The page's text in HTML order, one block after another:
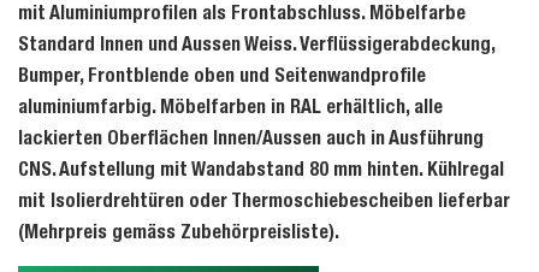
mit Aluminiumprofilen als Frontabschluss. Möbelfarbe
Standard Innen und Aussen Weiss. Verflüssigerabdeckung,
Bumper, Frontblende oben und Seitenwandprofile
aluminiumfarbig. Möbelfarben in RAL erhältlich, alle
lackierten Oberflächen Innen/Aussen auch in Ausführung
CNS. Aufstellung mit Wandabstand 80 mm hinten. Kühlregal
mit Isolierdrehtüren oder Thermoschiebescheiben lieferbar
(Mehrpreis gemäss Zubehörpreisliste).